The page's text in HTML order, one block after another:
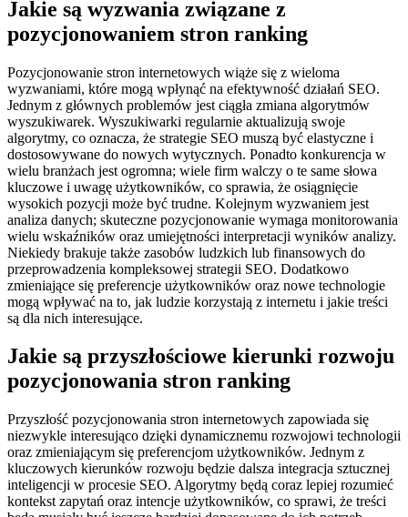
Jakie są wyzwania związane z
pozycjonowaniem stron ranking
Pozycjonowanie stron internetowych wiąże się z wieloma
wyzwaniami, które mogą wpłynąć na efektywność działań SEO.
Jednym z głównych problemów jest ciągła zmiana algorytmów
wyszukiwarek. Wyszukiwarki regularnie aktualizują swoje
algorytmy, co oznacza, że strategie SEO muszą być elastyczne i
dostosowywane do nowych wytycznych. Ponadto konkurencja w
wielu branżach jest ogromna; wiele firm walczy o te same słowa
kluczowe i uwagę użytkowników, co sprawia, że osiągnięcie
wysokich pozycji może być trudne. Kolejnym wyzwaniem jest
analiza danych; skuteczne pozycjonowanie wymaga monitorowania
wielu wskaźników oraz umiejętności interpretacji wyników analizy.
Niekiedy brakuje także zasobów ludzkich lub finansowych do
przeprowadzenia kompleksowej strategii SEO. Dodatkowo
zmieniające się preferencje użytkowników oraz nowe technologie
mogą wpływać na to, jak ludzie korzystają z internetu i jakie treści
są dla nich interesujące.
Jakie są przyszłościowe kierunki rozwoju
pozycjonowania stron ranking
Przyszłość pozycjonowania stron internetowych zapowiada się
niezwykle interesująco dzięki dynamicznemu rozwojowi technologii
oraz zmieniającym się preferencjom użytkowników. Jednym z
kluczowych kierunków rozwoju będzie dalsza integracja sztucznej
inteligencji w procesie SEO. Algorytmy będą coraz lepiej rozumieć
kontekst zapytań oraz intencje użytkowników, co sprawi, że treści